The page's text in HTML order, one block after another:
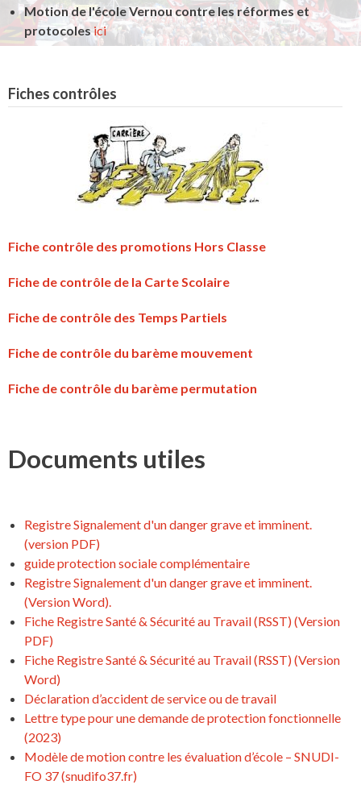
Motion de l'école Vernou contre les réformes et
protocoles ici
Fiches contrôles
Fiche contrôle des promotions Hors Classe
Fiche de contrôle de la Carte Scolaire
Fiche de contrôle des Temps Partiels
Fiche de contrôle du barème mouvement
Fiche de contrôle du barème permutation
Documents utiles
Registre Signalement d'un danger grave et imminent.
(version PDF)
guide protection sociale complémentaire
Registre Signalement d'un danger grave et imminent.
(Version Word).
Fiche Registre Santé & Sécurité au Travail (RSST) (Version
PDF)
Fiche Registre Santé & Sécurité au Travail (RSST) (Version
Word)
Déclaration d’accident de service ou de travail
Lettre type pour une demande de protection fonctionnelle
(2023)
Modèle de motion contre les évaluation d’école – SNUDI-
FO 37 (snudifo37.fr)